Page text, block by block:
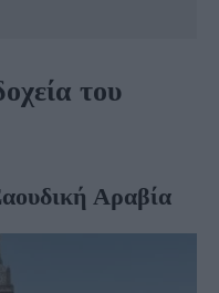
του
Αραβία